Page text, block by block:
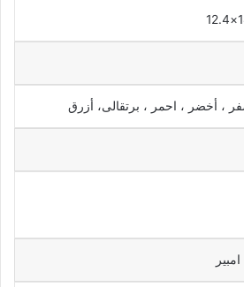
، أخضر ، احمر ، برتقالى، أزرق